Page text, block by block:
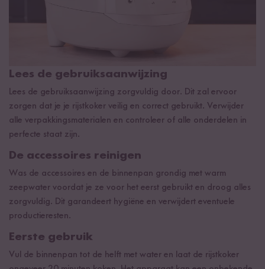
Lees de gebruiksaanwijzing
Lees de gebruiksaanwijzing zorgvuldig door. Dit zal ervoor
zorgen dat je je rijstkoker veilig en correct gebruikt. Verwijder
alle verpakkingsmaterialen en controleer of alle onderdelen in
perfecte staat zijn.
De accessoires reinigen
Was de accessoires en de binnenpan grondig met warm
zeepwater voordat je ze voor het eerst gebruikt en droog alles
zorgvuldig. Dit garandeert hygiëne en verwijdert eventuele
productieresten.
Eerste gebruik
Vul de binnenpan tot de helft met water en laat de rijstkoker